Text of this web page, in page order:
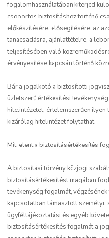
fogalomhasználatában kiterjed
csoportos biztosításhoz történő
előkészítésére, elősegítésére, az
tanácsadásra, ajánlattételre, a
teljesítésében való
érvényesítése kapcsán történő
Bár a jogalkotó a biztosítotti
üzletszerű értékesítési
hitelintézetet, értelemszerűen ilyen
kizárólag hitelintézet folytathat.
Mit jelent a biztosításértékesítés
A biztosítási törvény közjogi
biztosításértékesítést magában
tevékenység fogalmát,
kapcsolatban támasztott személyi,
ügyféltájékoztatási és egyéb
biztosításértékesítés fogalmát a